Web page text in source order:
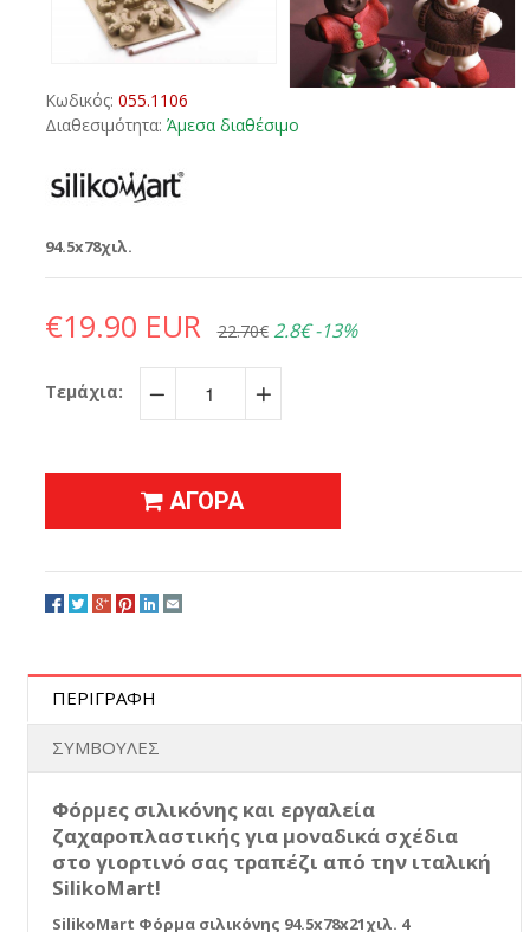
Κωδικός: 055.1106
Διαθεσιμότητα: Άμεσα διαθέσιμο
94.5x78χιλ.
€19.90 EUR 22.70€ 2.8€ -13%
Τεμάχια:
− +
ΑΓΟΡΑ
ΠΕΡΙΓΡΑΦΗ
ΣΥΜΒΟΥΛΕΣ
Φόρμες σιλικόνης και εργαλεία
ζαχαροπλαστικής για μοναδικά σχέδια
στο γιορτινό σας τραπέζι από την ιταλική
SilikoMart!
SilikoMart Φόρμα σιλικόνης 94.5x78x21χιλ. 4